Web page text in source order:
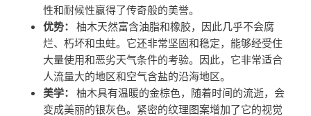
性和耐候性赢得了传奇般的美誉。
优势：
柚木天然富含油脂和橡胶，因此几乎不会腐
烂、朽坏和虫蛀。它还非常坚固和稳定，能够经受住
大量使用和恶劣天气条件的考验。因此，它非常适合
人流量大的地区和空气含盐的沿海地区。
美学：
柚木具有温暖的金棕色，随着时间的流逝，会
变成美丽的银灰色。紧密的纹理图案增加了它的视觉